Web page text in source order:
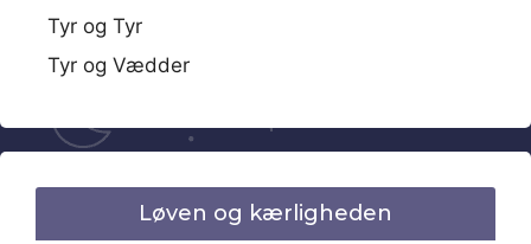
Tyr og Tyr
Tyr og Vædder
Løven og kærligheden